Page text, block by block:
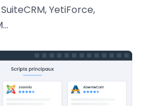
YetiForce,